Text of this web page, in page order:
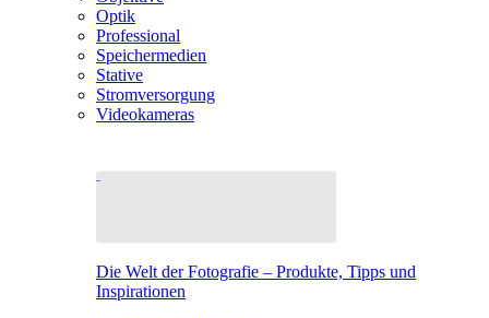
Optik
Professional
Speichermedien
Stative
Stromversorgung
Videokameras
Die Welt der Fotografie – Produkte, Tipps und
Inspirationen